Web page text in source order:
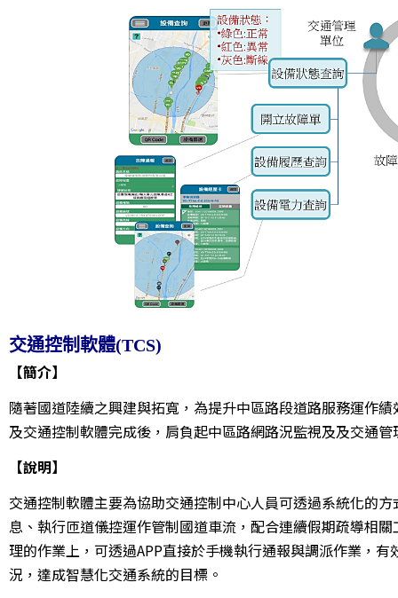
交通控制軟體(TCS)
【簡介】
隨著國道陸續之興建與拓寬，為提升中區路段道路服務運作
及交通控制軟體完成後，肩負起中區路網路況監視及及交通管
【說明】
交通控制軟體主要為協助交通控制中心人員可透過系統化的
息、執行匝道儀控運作管制國道車流，配合連續假期疏導相
理的作業上，可透過APP直接於手機執行通報與調派作業，
況，達成智慧化交通系統的目標。